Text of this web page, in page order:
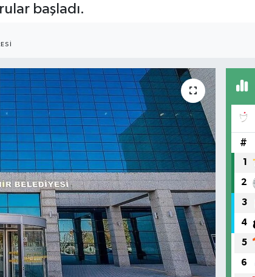
başladı.
#
1
2
3
4
5
6